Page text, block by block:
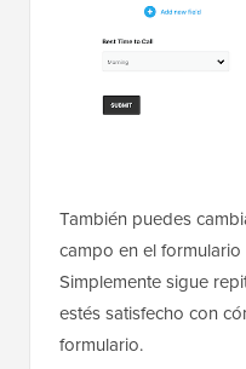
También puedes
campo en el
Simplemente sigue
estés satisfecho con
formulario.